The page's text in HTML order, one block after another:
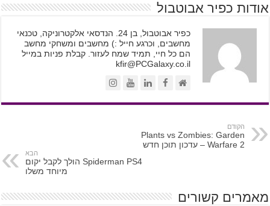
אודות כפיר אבוטבול
כפיר אבוטבול, בן 24. הנדסאי אלקטרוניקה, טכנאי
מחשבים, וכרגע חייל :) מחשבים ומשחקי מחשב
הם כל חיי, תמיד שמח לעזור. קבלת פניות במייל
kfir@PCGalaxy.co.il
הקודם
Plants vs Zombies: Garden
Warfare 2 – עדכון תוכן חדש
הבא
Spiderman PS4 הולך לקבל יקום
מיוחד משלו
מאמרים קשורים